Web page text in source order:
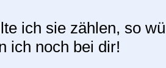
ich sie zählen, so
ich noch bei dir!